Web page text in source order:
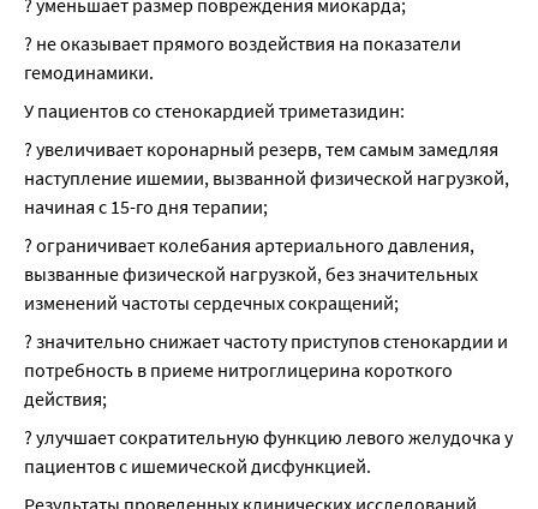
? уменьшает размер повреждения миокарда;
? не оказывает прямого воздействия на показатели
гемодинамики.
У пациентов со стенокардией триметазидин:
? увеличивает коронарный резерв, тем самым замедляя
наступление ишемии, вызванной физической нагрузкой,
начиная с 15-го дня терапии;
? ограничивает колебания артериального давления,
вызванные физической нагрузкой, без значительных
изменений частоты сердечных сокращений;
? значительно снижает частоту приступов стенокардии и
потребность в приеме нитроглицерина короткого
действия;
? улучшает сократительную функцию левого желудочка у
пациентов с ишемической дисфункцией.
Результаты проведенных клинических исследований